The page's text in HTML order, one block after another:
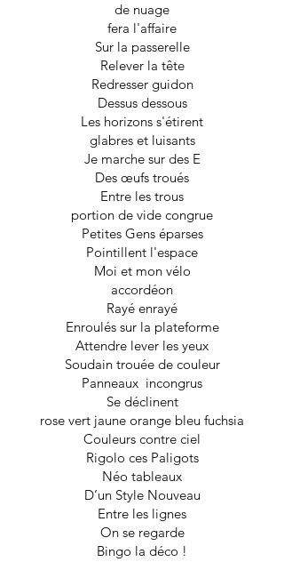
de nuage
fera l'affaire
Sur la passerelle
Relever la tête
Redresser guidon
Dessus dessous
Les horizons s'étirent
glabres et luisants
Je marche sur des E
Des œufs troués
Entre les trous
portion de vide congrue
Petites Gens éparses
Pointillent l'espace
Moi et mon vélo
accordéon
Rayé enrayé
Enroulés sur la plateforme
Attendre lever les yeux
Soudain trouée de couleur
Panneaux incongrus
Se déclinent
rose vert jaune orange bleu fuchsia
Couleurs contre ciel
Rigolo ces Paligots
Néo tableaux
D’un Style Nouveau
Entre les lignes
On se regarde
Bingo la déco !